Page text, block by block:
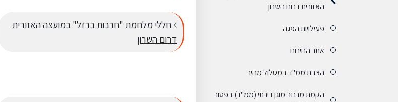
האזורית דרום השרון
פעילויות הפגה
אתר החירום
הצבת ממ"ד במסלול מהיר
הקמת מרחב מוגן דירתי (ממ"ד) בפטור
חללי מלחמת "חרבות ברזל" במועצה האזורית
דרום השרון